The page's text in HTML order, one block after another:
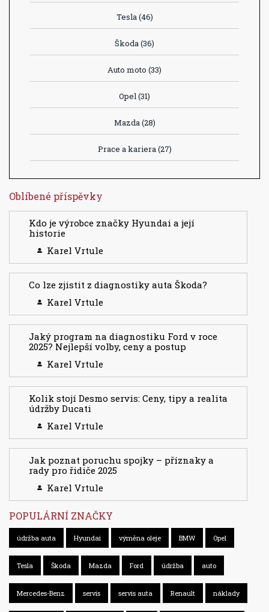
Tesla(46)
Škoda(36)
Auto moto (33)
Opel(31)
Mazda(28)
Prace a kariera(27)
Oblíbené příspěvky
Kdo je výrobce značky Hyundai a její
historie
Karel Vrtule
Co lze zjistit z diagnostiky auta Škoda?
Karel Vrtule
Jaký program na diagnostiku Ford v roce
2025? Nejlepší volby, ceny a postup
Karel Vrtule
Kolik stojí Desmo servis: Ceny, tipy a realita
údržby Ducati
Karel Vrtule
Jak poznat poruchu spojky – příznaky a
rady pro řidiče 2025
Karel Vrtule
POPULÁRNÍ ZNAČKY
údržba auta Hyundai výměna oleje BMW Opel
Tesla Škoda Mazda Ford údržba auto
Mercedes-Benz servis servis auta Renault náklady